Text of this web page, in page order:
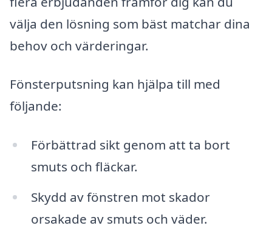
välja den lösning som bäst matchar dina
behov och värderingar.
Fönsterputsning kan hjälpa till med
följande:
Förbättrad sikt genom att ta bort
smuts och fläckar.
Skydd av fönstren mot skador
orsakade av smuts och väder.